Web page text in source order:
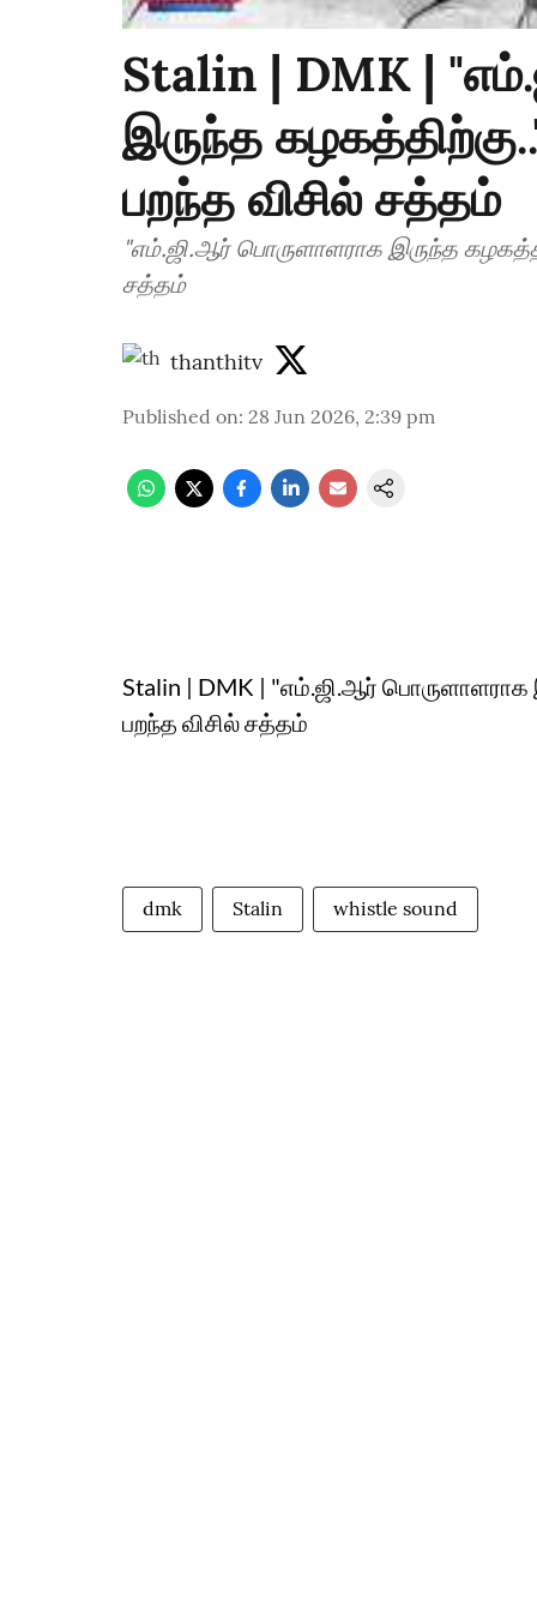
Stalin | DMK |
இருந்த
பறந்த விசில் சத்தம்
"எம்.ஜி.ஆர் பொருளாளராக இருந்த
சத்தம்
thanthitv
Published on: 28 Jun 2026, 2:39 pm
Stalin | DMK | "எம்.ஜி.ஆர்
பறந்த விசில் சத்தம்
dmk Stalin whistle sound